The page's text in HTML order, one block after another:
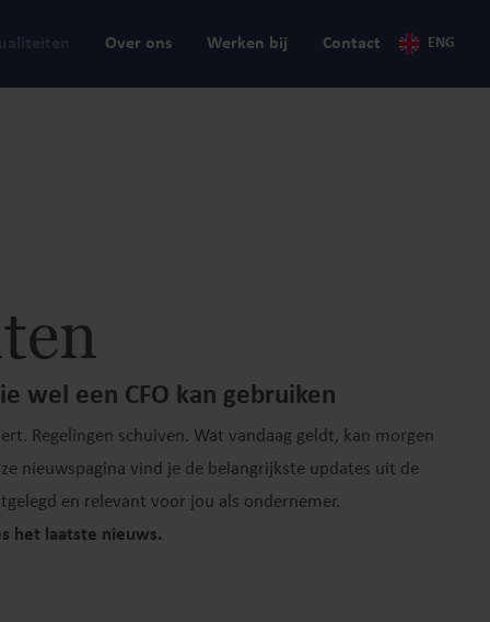
Over ons Werken bij Contact ENG
wel een CFO kan gebruiken
Regelingen schuiven. Wat vandaag geldt, kan morgen
nieuwspagina vind je de belangrijkste updates uit de
en relevant voor jou als ondernemer.
het laatste nieuws.